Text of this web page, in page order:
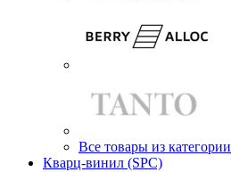
Все товары из категории
Кварц-винил (SPC)